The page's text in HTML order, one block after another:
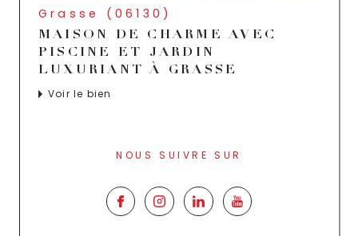
Grasse (06130)
MAISON DE CHARME AVEC
PISCINE ET JARDIN
LUXURIANT À GRASSE
Voir le bien
NOUS SUIVRE SUR